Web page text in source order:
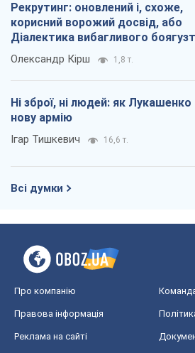
Рекрутинг: оновлений і, схоже,
корисний ворожий досвід, або
Діалектика вибагливого
Олександр Кірш 1,8 т.
Ні зброї, ні людей: як
нову армію
Ігар Тишкевич 16,6 т.
Всі думки
Про компанію
Правова інформація
Реклама на сайті